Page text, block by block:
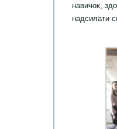
навичок,
надсилати